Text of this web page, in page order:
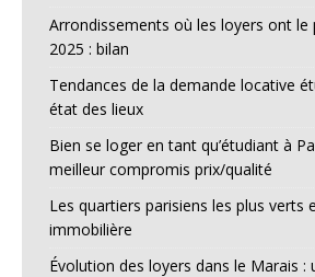
Arrondissements où les loyers ont le
2025 : bilan
Tendances de la demande locative
état des lieux
Bien se loger en tant qu’étudiant à
meilleur compromis prix/qualité
Les quartiers parisiens les plus verts
immobilière
Évolution des loyers dans le Marais :